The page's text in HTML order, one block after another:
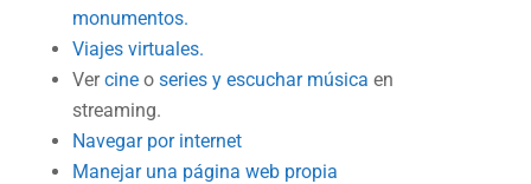
monumentos.
Viajes virtuales.
Vercineoseries y escuchar música en
streaming.
Navegar por internet
Manejar una página web propia